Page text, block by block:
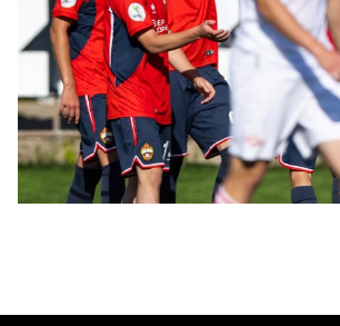
ЮФЛ: Московское дерби на «Октябре»
3 АВГУСТА 2026 14:15